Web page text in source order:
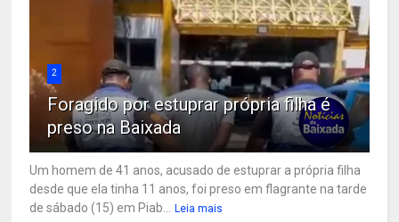
2
Foragido por estuprar própria filha é
preso na Baixada
Um homem de 41 anos, acusado de estuprar a própria filha
desde que ela tinha 11 anos, foi preso em flagrante na tarde
de sábado (15) em Piab... Leia mais